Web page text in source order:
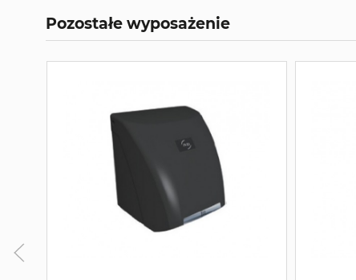
Pozostałe wyposażenie